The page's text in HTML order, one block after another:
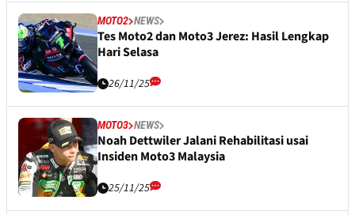
MOTO2 NEWS
Tes Moto2 dan Moto3 Jerez: Hasil Lengkap
Hari Selasa
26/11/25
MOTO3 NEWS
Noah Dettwiler Jalani Rehabilitasi usai
Insiden Moto3 Malaysia
25/11/25